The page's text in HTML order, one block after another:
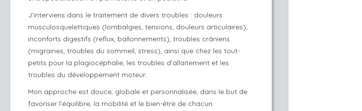
J’interviens dans le traitement de divers troubles : douleurs
musculosquelettiques (lombalgies, tensions, douleurs articulaires),
inconforts digestifs (reflux, ballonnements), troubles crâniens
(migraines, troubles du sommeil, stress), ainsi que chez les tout-
petits pour la plagiocéphalie, les troubles d’allaitement et les
troubles du développement moteur.
Mon approche est douce, globale et personnalisée, dans le but de
favoriser l’équilibre, la mobilité et le bien-être de chacun.